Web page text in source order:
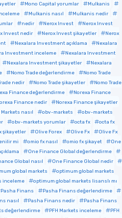
Mono Capital yorumlar
Mulkanis
Mulkanis nasıl
Mulkanis nedir
nedir Nerox Invest
Nerox Invest
Invest nedir Nerox Invest şikayetler
Nerox
Nexalara Investment açıklama
Nexalara
Investment inceleme
Nexalara Investment
Nexalara Investment şikayetler
Nexalara
Nomo Trade değerlendirme
Nomo Trade
nedir Nomo Trade şikayetler
Nomo Trade
Finance değerlendirme
Norexa Finance
Finance nedir
Norexa Finance şikayetler
Markets nasıl obv-markets
obv-markets
obv-markets yorumlar octa fx
octa fx
şikayetler Olive Forex Olive Fx
Olive Fx
mi omio fx nasıl omio fx şikayet
One
One Finance Global değerlendirme
Global nasıl
One Finance Global nedir
global markets
optimum global markets
inceleme
optimum global markets lisanslı mı
Pasha Finans
Pasha Finans değerlendirme
nasıl Pasha Finans nedir
Pasha Finans
değerlendirme PFH Markets inceleme
PFH